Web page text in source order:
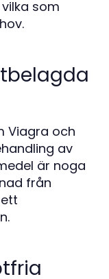
som
Viagra och
av
är noga
från